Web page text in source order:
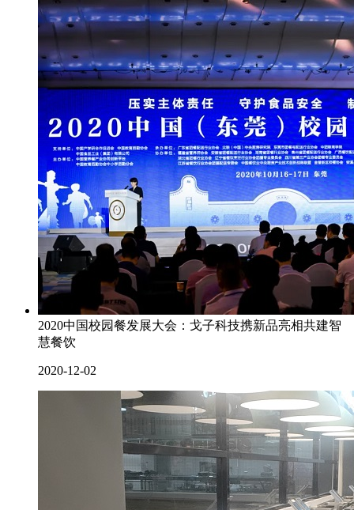
2020中国校园餐发展大会：戈子科技携新品亮相共建智
慧餐饮
2020-12-02